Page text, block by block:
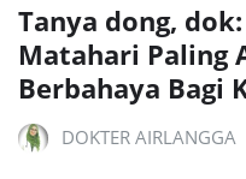
Tanya dong,
Matahari Paling
Berbahaya Bagi
DOKTER AIRLANGGA